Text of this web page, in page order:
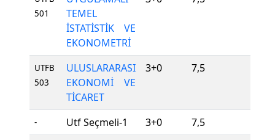
501
TEMEL
İSTATİSTİK VE
EKONOMETRİ
UTFB
503
ULUSLARARASI
EKONOMİ VE
TİCARET
3+0 7,5
- Utf Seçmeli-1 3+0 7,5